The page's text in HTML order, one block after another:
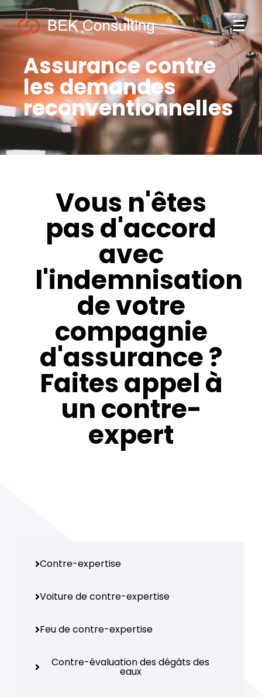
Assurance contre
les demandes
reconventionnelles
Vous n'êtes
pas d'accord
avec
l'indemnisation
de votre
compagnie
d'assurance ?
Faites appel à
un contre-
expert
Contre-expertise
Voiture de contre-expertise
Feu de contre-expertise
Contre-évaluation des dégâts des
eaux